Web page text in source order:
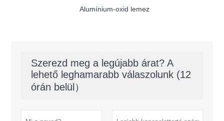
Alumínium-oxid lemez
Szerezd meg a legújabb árat? A
lehető leghamarabb válaszolunk (12
órán belül）